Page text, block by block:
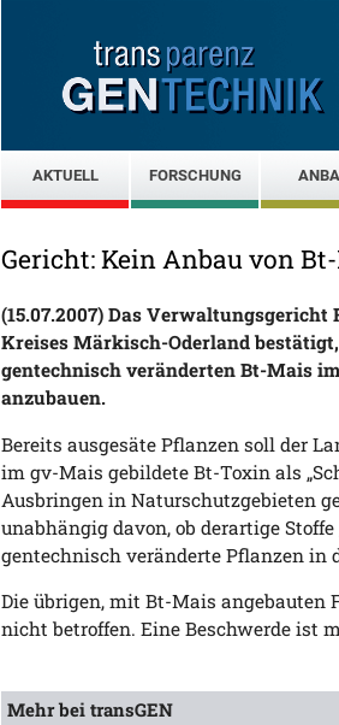
AKTUELL FORSCHUNG
Gericht: Kein Anbau von
(15.07.2007) Das
Kreises Märkisch-Oderland
gentechnisch veränderten Bt-Mais
anzubauen.
Bereits ausgesäte Pflanzen soll der
im gv-Mais gebildete Bt-Toxin als
Ausbringen in Naturschutzgebieten
unabhängig davon, ob derartige
gentechnisch veränderte Pflanzen in
Die übrigen, mit Bt-Mais angebauten
nicht betroffen. Eine Beschwerde ist
Mehr bei transGEN